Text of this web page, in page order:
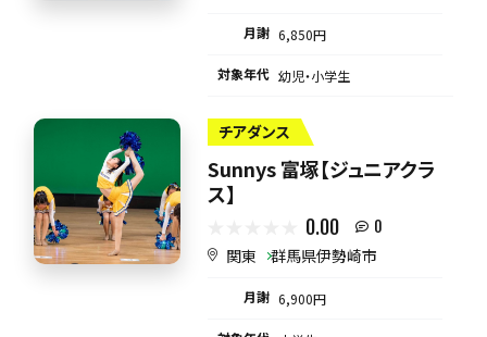
月謝 6,850円
対象年代 幼児・小学生
チアダンス
Sunnys 富塚【ジュニアクラ
ス】
0.00 0
関東 群馬県伊勢崎市
月謝 6,900円